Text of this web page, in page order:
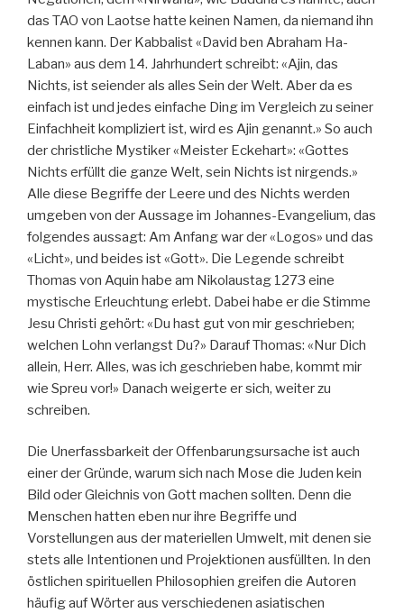
das TAO von Laotse hatte keinen Namen, da niemand ihn
kennen kann. Der Kabbalist «David ben Abraham Ha-
Laban» aus dem 14. Jahrhundert schreibt: «Ajin, das
Nichts, ist seiender als alles Sein der Welt. Aber da es
einfach ist und jedes einfache Ding im Vergleich zu seiner
Einfachheit kompliziert ist, wird es Ajin genannt.» So auch
der christliche Mystiker «Meister Eckehart»: «Gottes
Nichts erfüllt die ganze Welt, sein Nichts ist nirgends.»
Alle diese Begriffe der Leere und des Nichts werden
umgeben von der Aussage im Johannes-Evangelium, das
folgendes aussagt: Am Anfang war der «Logos» und das
«Licht», und beides ist «Gott». Die Legende schreibt
Thomas von Aquin habe am Nikolaustag 1273 eine
mystische Erleuchtung erlebt. Dabei habe er die Stimme
Jesu Christi gehört: «Du hast gut von mir geschrieben;
welchen Lohn verlangst Du?» Darauf Thomas: «Nur Dich
allein, Herr. Alles, was ich geschrieben habe, kommt mir
wie Spreu vor!» Danach weigerte er sich, weiter zu
schreiben.
Die Unerfassbarkeit der Offenbarungsursache ist auch
einer der Gründe, warum sich nach Mose die Juden kein
Bild oder Gleichnis von Gott machen sollten. Denn die
Menschen hatten eben nur ihre Begriffe und
Vorstellungen aus der materiellen Umwelt, mit denen sie
stets alle Intentionen und Projektionen ausfüllten. In den
östlichen spirituellen Philosophien greifen die Autoren
häufig auf Wörter aus verschiedenen asiatischen